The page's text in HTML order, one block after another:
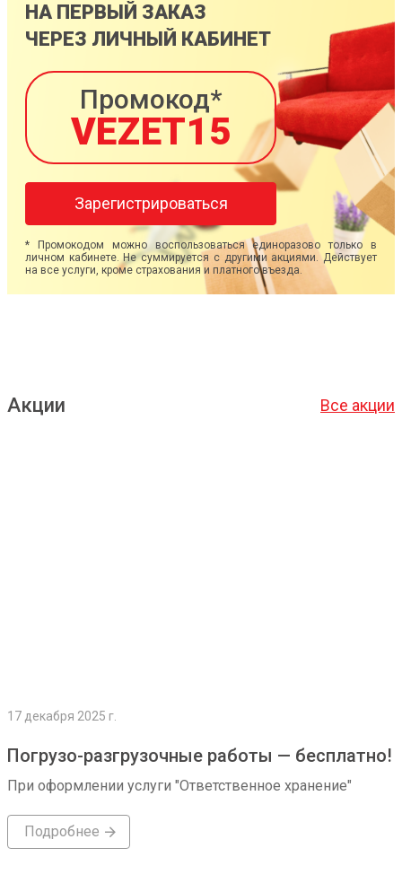
НА ПЕРВЫЙ ЗАКАЗ
ЧЕРЕЗ ЛИЧНЫЙ КАБИНЕТ
Промокод*
VEZET15
Зарегистрироваться
* Промокодом можно воспользоваться единоразово только в
личном кабинете. Не суммируется с другими акциями. Действует
на все услуги, кроме страхования и платного въезда.
Акции Все акции
17 декабря 2025 г.
Погрузо-разгрузочные работы — бесплатно!
При оформлении услуги "Ответственное хранение"
Подробнее